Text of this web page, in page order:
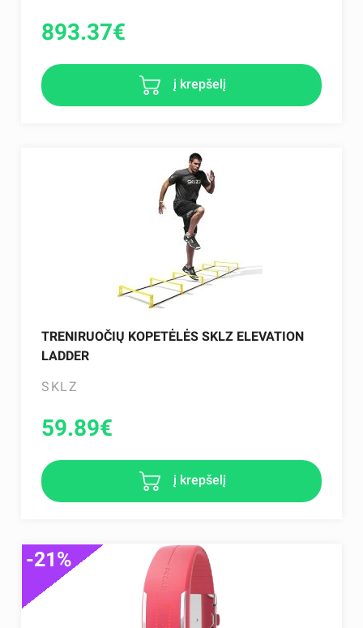
893.37€
į krepšelį
TRENIRUOČIŲ KOPETĖLĖS SKLZ ELEVATION
LADDER
SKLZ
59.89€
į krepšelį
-21%